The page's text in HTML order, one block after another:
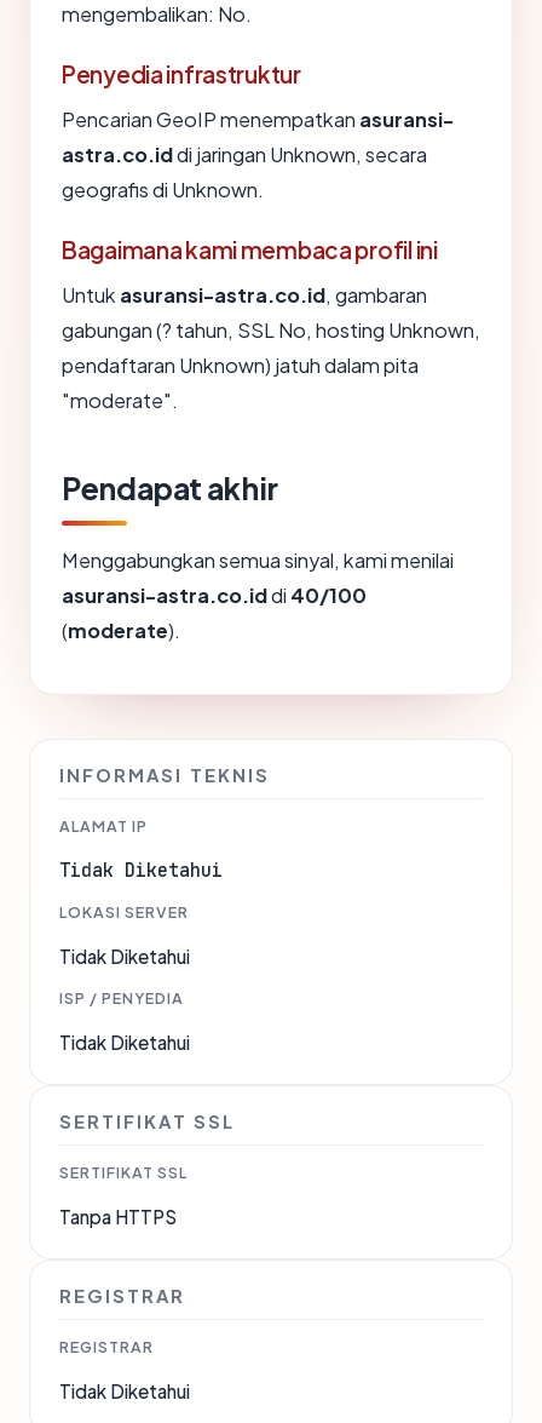
mengembalikan: No.
Penyedia infrastruktur
Pencarian GeoIP menempatkan asuransi-
astra.co.iddi jaringan Unknown, secara
geografis di Unknown.
Bagaimana kami membaca profil ini
Untuk asuransi-astra.co.id, gambaran
gabungan (? tahun, SSL No, hosting Unknown,
pendaftaran Unknown) jatuh dalam pita
"moderate".
Pendapat akhir
Menggabungkan semua sinyal, kami menilai
asuransi-astra.co.iddi 40/100
(moderate).
INFORMASI TEKNIS
ALAMAT IP
Tidak Diketahui
LOKASI SERVER
Tidak Diketahui
ISP / PENYEDIA
Tidak Diketahui
SERTIFIKAT SSL
SERTIFIKAT SSL
Tanpa HTTPS
REGISTRAR
REGISTRAR
Tidak Diketahui